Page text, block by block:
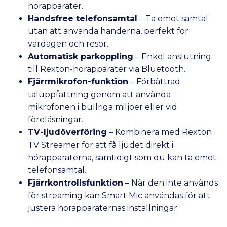
hörapparater.
Handsfree telefonsamtal – Ta emot samtal
utan att använda händerna, perfekt för
vardagen och resor.
Automatisk parkoppling – Enkel anslutning
till Rexton-hörapparater via Bluetooth.
Fjärrmikrofon-funktion – Förbättrad
taluppfattning genom att använda
mikrofonen i bullriga miljöer eller vid
föreläsningar.
TV-ljudöverföring – Kombinera med Rexton
TV Streamer för att få ljudet direkt i
hörapparaterna, samtidigt som du kan ta emot
telefonsamtal.
Fjärrkontrollsfunktion – När den inte används
för streaming kan Smart Mic användas för att
justera hörapparaternas inställningar.